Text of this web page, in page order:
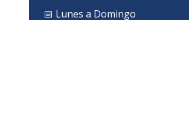
📅 Lunes a Domingo